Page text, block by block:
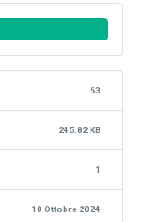
63
245.82 KB
1
10 Ottobre 2024